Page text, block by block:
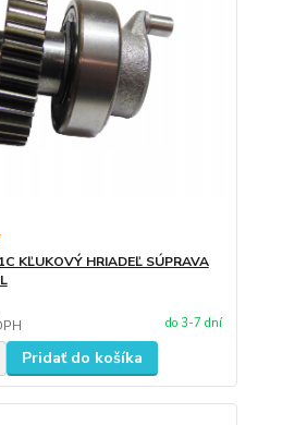
KĽUKOVÝ HRIADEĽ SÚPRAVA
do 3-7 dní
Pridať do košíka